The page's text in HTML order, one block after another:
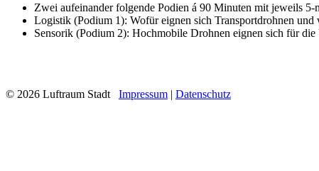
Zwei aufeinander folgende Podien á 90 Minuten mit jeweils
Logistik (Podium 1): Wofür eignen sich Transportdrohnen
Sensorik (Podium 2): Hochmobile Drohnen eignen sich für
© 2026 Luftraum Stadt Impressum | Datenschutz